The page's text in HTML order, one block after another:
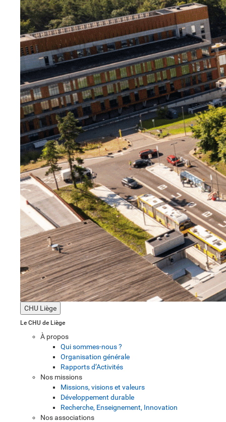
CHU Liège
Le CHU de Liège
À propos
Qui sommes-nous ?
Organisation générale
Rapports d’Activités
Nos missions
Missions, visions et valeurs
Développement durable
Recherche, Enseignement, Innovation
Nos associations